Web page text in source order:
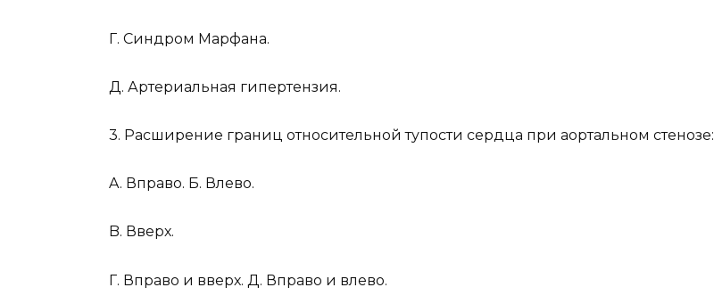
Г. Синдром Марфана.
Д. Артериальная гипертензия.
3. Расширение границ относительной тупости сердца при аортальном стенозе:
A. Вправо. Б. Влево.
B. Вверх.
Г. Вправо и вверх. Д. Вправо и влево.